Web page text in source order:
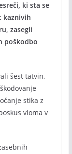
ki sta se
kaznivih
zasegli
poškodbo
šest tatvin,
stika z
vloma v